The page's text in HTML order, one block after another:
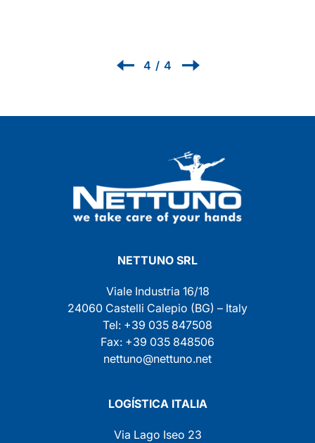
1/ 4
NETTUNO SRL
Viale Industria 16/18
24060 Castelli Calepio (BG) – Italy
Tel: +39 035 847508
Fax: +39 035 848506
nettuno@nettuno.net
LOGÍSTICA ITALIA
Via Lago Iseo 23